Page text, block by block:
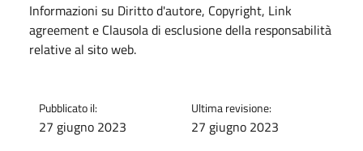
Informazioni su Diritto d'autore, Copyright, Link
agreement e Clausola di esclusione della responsabilità
relative al sito web.
Pubblicato il:
27 giugno 2023
Ultima revisione:
27 giugno 2023